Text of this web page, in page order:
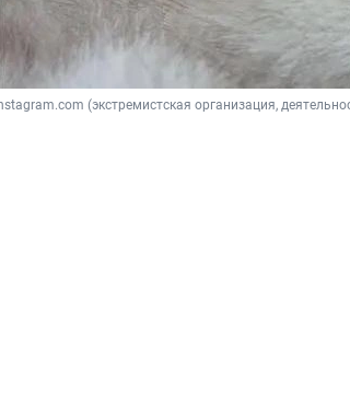
(экстремистская организация,